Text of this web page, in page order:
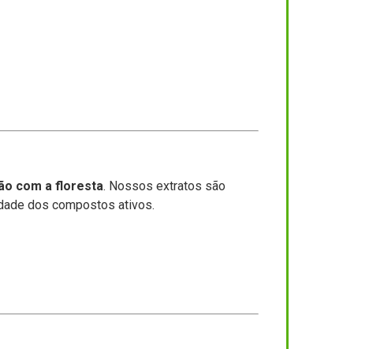
com a floresta. Nossos extratos são
dos compostos ativos.